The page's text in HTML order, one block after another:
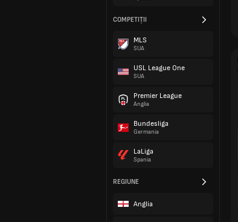
COMPETIȚII
MLS
SUA
USL League One
SUA
Premier League
Anglia
Bundesliga
Germania
LaLiga
Spania
REGIUNE
Anglia